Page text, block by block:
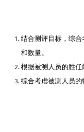
结合测评目标，综
和数量。
根据被测人员的胜
综合考虑被测人员